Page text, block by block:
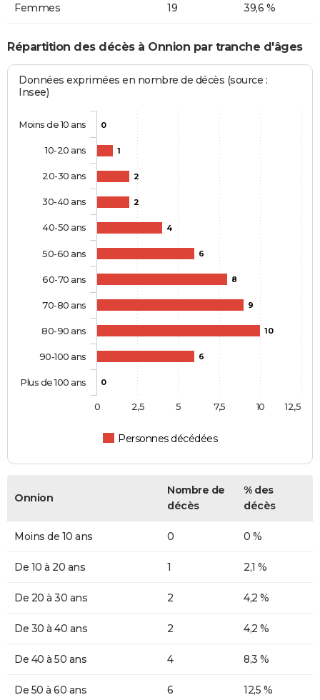
Femmes 19 39,6 %
Répartition des décès à Onnion par tranche d'âges
Données exprimées en nombre de décès (source :
Insee)
0
1
2
2
4
6
8
9
10
6
0
Personnes décédées
Moins de 10 ans
10-20 ans
20-30 ans
30-40 ans
40-50 ans
50-60 ans
60-70 ans
70-80 ans
80-90 ans
90-100 ans
Plus de 100 ans
0 10
2,5 5 7,5 12,5
Onnion
Nombre de
décès
% des
décès
Moins de 10 ans 0 0 %
De 10 à 20 ans 1 2,1 %
De 20 à 30 ans 2 4,2 %
De 30 à 40 ans 2 4,2 %
De 40 à 50 ans 4 8,3 %
De 50 à 60 ans 6 12,5 %